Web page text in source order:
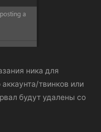
ника для
твинков или
будут удалены со